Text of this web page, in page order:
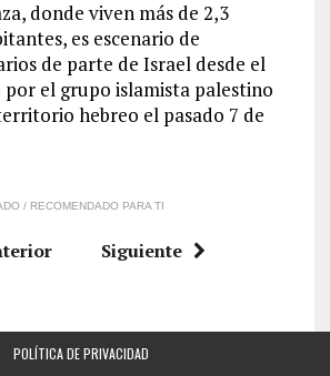
donde viven más de 2,3
es escenario de
de parte de Israel desde el
por el grupo islamista palestino
hebreo el pasado 7 de
/ RECOMENDADO PARA TI
Siguiente
POLÍTICA DE PRIVACIDAD